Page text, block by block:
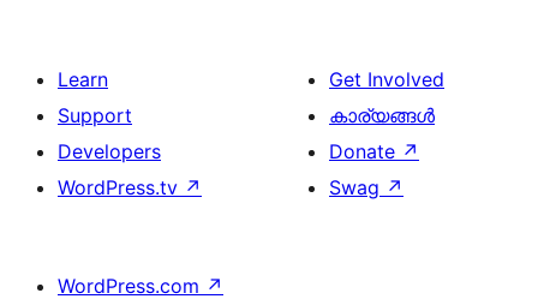
Learn
Support
Developers
WordPress.tv ↗
Get Involved
കാര്യങ്ങള്‍
Donate ↗
Swag ↗
WordPress.com ↗